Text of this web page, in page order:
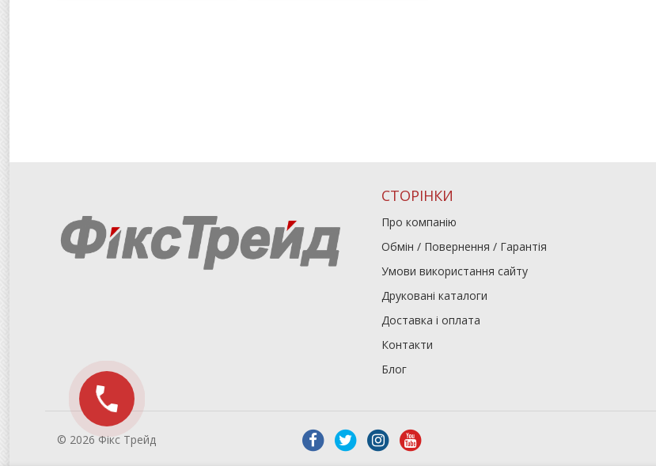
СТОРІНКИ
Про компанію
Обмін / Повернення / Гарантія
Умови використання сайту
Друковані каталоги
Доставка і оплата
Контакти
Блог
© 2026 Фікс Трейд